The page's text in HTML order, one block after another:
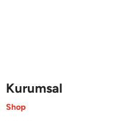
Kurumsal
Shop